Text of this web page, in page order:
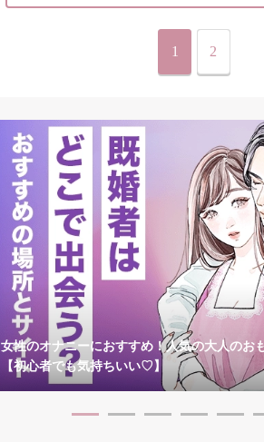
1 2
女性のオナニーにおすすめ！人気の大人のお
【初心者でも気持ちいい♡】